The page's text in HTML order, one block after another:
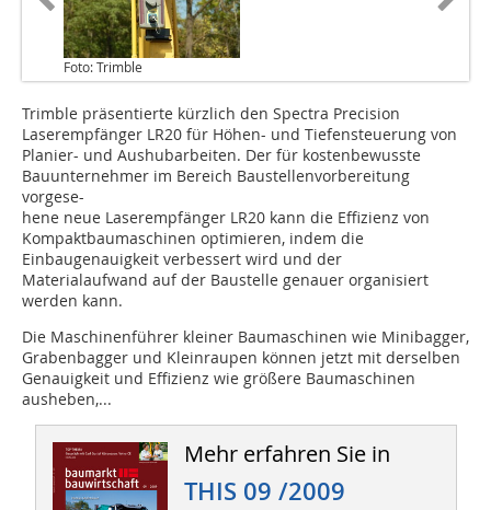
Foto: Trimble
Trimble präsentierte kürzlich den Spectra Precision
Laserempfänger LR20 für Höhen- und Tiefensteuerung von
Planier- und Aushubarbeiten. Der für kostenbewusste
Bauunternehmer im Bereich Baustellenvorbereitung
vorgese-
hene neue Laserempfänger LR20 kann die Effizienz von
Kompaktbaumaschinen optimieren, indem die
Einbaugenauigkeit verbessert wird und der
Materialaufwand auf der Baustelle genauer organisiert
werden kann.
Die Maschinenführer kleiner Baumaschinen wie Minibagger,
Grabenbagger und Kleinraupen können jetzt mit derselben
Genauigkeit und Effizienz wie größere Baumaschinen
ausheben,...
Mehr erfahren Sie in
THIS 09 /2009